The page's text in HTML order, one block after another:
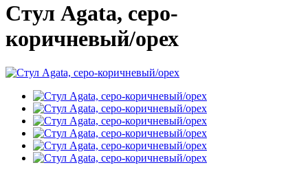
Стул Agata, серо-
коричневый/орех